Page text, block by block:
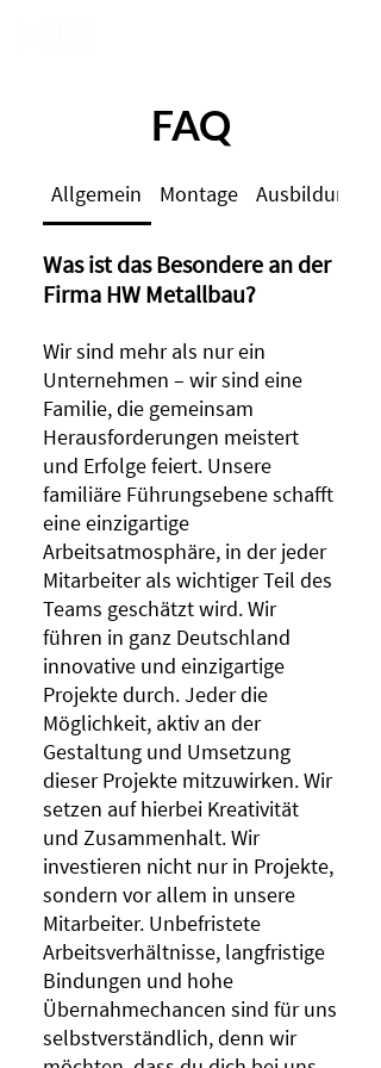
FAQ
Allgemein Montage Ausbildung
Was ist das Besondere an der
Firma HW Metallbau?
Wir sind mehr als nur ein
Unternehmen – wir sind eine
Familie, die gemeinsam
Herausforderungen meistert
und Erfolge feiert. Unsere
familiäre Führungsebene schafft
eine einzigartige
Arbeitsatmosphäre, in der jeder
Mitarbeiter als wichtiger Teil des
Teams geschätzt wird. Wir
führen in ganz Deutschland
innovative und einzigartige
Projekte durch. Jeder die
Möglichkeit, aktiv an der
Gestaltung und Umsetzung
dieser Projekte mitzuwirken. Wir
setzen auf hierbei Kreativität
und Zusammenhalt. Wir
investieren nicht nur in Projekte,
sondern vor allem in unsere
Mitarbeiter. Unbefristete
Arbeitsverhältnisse, langfristige
Bindungen und hohe
Übernahmechancen sind für uns
selbstverständlich, denn wir